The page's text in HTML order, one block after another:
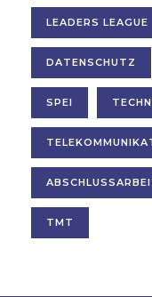
LEADERS LEAGUE
DATENSCHUTZ
SPEI
TMT